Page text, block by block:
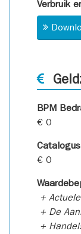
Verbruik
BPM
€ 0
€ 0
+
+ De
+